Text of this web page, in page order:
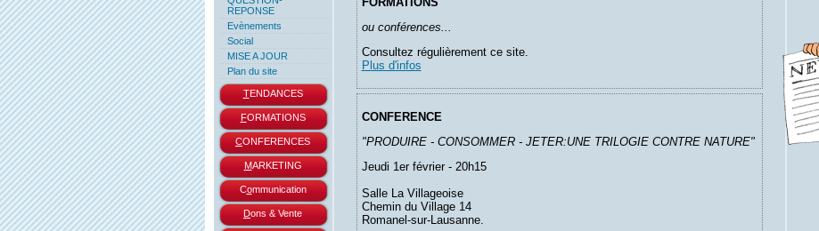
REPONSE
Evènements
Social
MISE A JOUR
Plan du site
TENDANCES
FORMATIONS
CONFERENCES
MARKETING
Communication
Dons & Vente
ou conférences...
Consultez régulièrement ce site.
Plus d'infos
CONFERENCE
"PRODUIRE - CONSOMMER - JETER:UNE TRILOGIE CONTRE NATURE"
Jeudi 1er février - 20h15
Salle La Villageoise
Chemin du Village 14
Romanel-sur-Lausanne.